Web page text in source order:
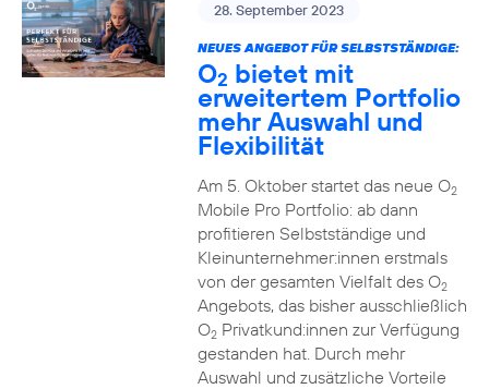
28. September 2023
NEUES ANGEBOT FÜR SELBSTSTÄNDIGE:
O2 bietet mit
erweitertem Portfolio
mehr Auswahl und
Flexibilität
Am 5. Oktober startet das neue O2
Mobile Pro Portfolio: ab dann
profitieren Selbstständige und
Kleinunternehmer:innen erstmals
von der gesamten Vielfalt des O2
Angebots, das bisher ausschließlich
O2Privatkund:innen zur Verfügung
gestanden hat. Durch mehr
Auswahl und zusätzliche Vorteile